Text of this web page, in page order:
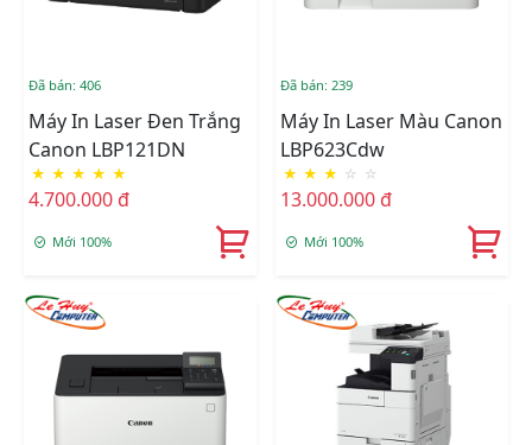
Đã bán: 406
Máy In Laser Đen Trắng
Canon LBP121DN
★ ★ ★ ★ ★
4.700.000 đ
Mới 100%
Đã bán: 239
Máy In Laser Màu Canon
LBP623Cdw
★ ★ ★ ☆ ☆
13.000.000 đ
Mới 100%